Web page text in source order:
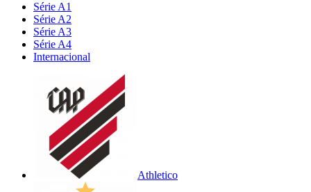
Série A1
Série A2
Série A3
Série A4
Internacional
Athletico